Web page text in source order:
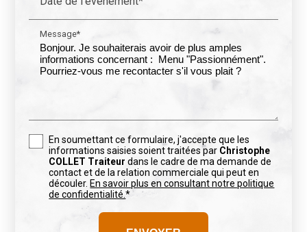
Message*
En soumettant ce formulaire, j'accepte que les
informations saisies soient traitées par Christophe
COLLET Traiteur dans le cadre de ma demande de
contact et de la relation commerciale qui peut en
découler. En savoir plus en consultant notre politique
de confidentialité.*